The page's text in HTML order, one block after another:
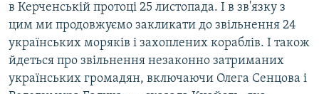
в Керченській протоці 25 листопада. І в зв'язку з
цим ми продовжуємо закликати до звільнення 24
українських моряків і захоплених кораблів. І також
йдеться про звільнення незаконно затриманих
українських громадян, включаючи Олега Сенцова і